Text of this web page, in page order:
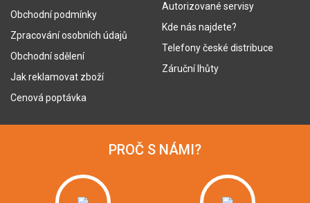
Obchodní podmínky
Zpracování osobních údajů
Obchodní sdělení
Jak reklamovat zboží
Cenová poptávka
Autorizované servisy
Kde nás najdete?
Telefony české distribuce
Záruční lhůty
PROČ S NÁMI?